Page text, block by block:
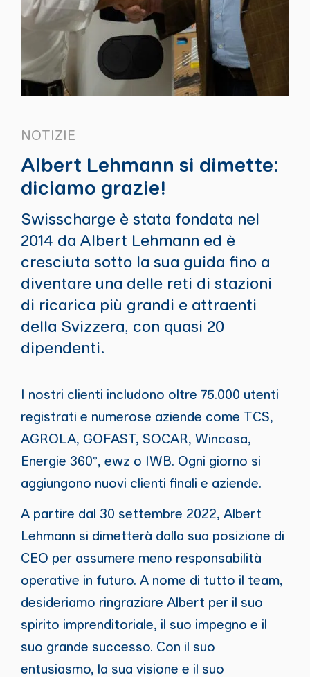
NOTIZIE
Albert Lehmann si dimette:
diciamo grazie!
Swisscharge è stata fondata nel
2014 da Albert Lehmann ed è
cresciuta sotto la sua guida fino a
diventare una delle reti di stazioni
di ricarica più grandi e attraenti
della Svizzera, con quasi 20
dipendenti.
I nostri clienti includono oltre 75.000 utenti
registrati e numerose aziende come TCS,
AGROLA, GOFAST, SOCAR, Wincasa,
Energie 360°, ewz o IWB. Ogni giorno si
aggiungono nuovi clienti finali e aziende.
A partire dal 30 settembre 2022, Albert
Lehmann si dimetterà dalla sua posizione di
CEO per assumere meno responsabilità
operative in futuro. A nome di tutto il team,
desideriamo ringraziare Albert per il suo
spirito imprenditoriale, il suo impegno e il
suo grande successo. Con il suo
entusiasmo, la sua visione e il suo